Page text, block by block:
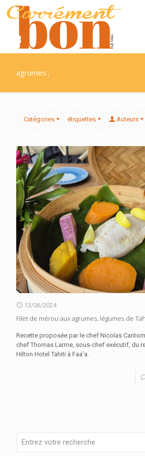
agrumes ;
Catégories étiquettes Auteurs
13/06/2024
Filet de mérou aux agrumes, légumes de
Recette proposée par le chef Nicolas
chef Thomas Larme, sous-chef exécutif, du
Hilton Hotel Tahiti à Faa'a.